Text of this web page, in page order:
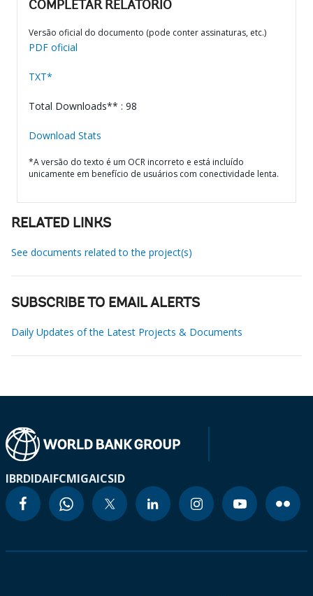
COMPLETAR RELATÓRIO
Versão oficial do documento (pode conter assinaturas, etc.)
PDF oficial
TXT*
Total Downloads** : 98
Download Stats
*A versão do texto é um OCR incorreto e está incluído
unicamente em benefício de usuários com conectividade lenta.
RELATED LINKS
See documents related to the project(s)
SUBSCRIBE TO EMAIL ALERTS
Daily Updates of the Latest Projects & Documents
IBRDIDAIFCMIGAICSID